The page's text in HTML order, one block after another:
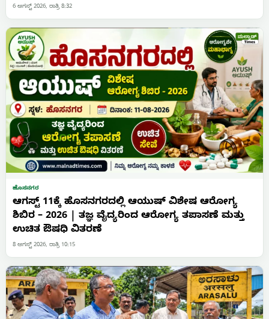
6 ಆಗಸ್ಟ್ 2026, ರಾತ್ರಿ 8:32
ಹೊಸನಗರ
ಆಗಸ್ಟ್ 11ಕ್ಕೆ ಹೊಸನಗರದಲ್ಲಿ ಆಯುಷ್ ವಿಶೇಷ ಆರೋಗ್ಯ
ಶಿಬಿರ – 2026 | ತಜ್ಞ ವೈದ್ಯರಿಂದ ಆರೋಗ್ಯ ತಪಾಸಣೆ ಮತ್ತು
ಉಚಿತ ಔಷಧಿ ವಿತರಣೆ
8 ಆಗಸ್ಟ್ 2026, ರಾತ್ರಿ 10:15